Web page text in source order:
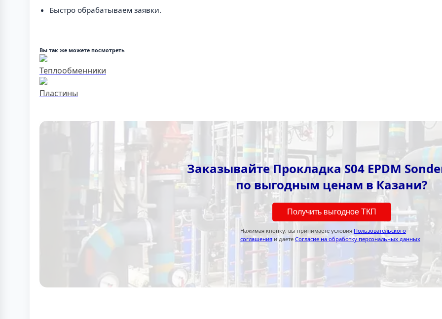
Быстро обрабатываем заявки.
Вы так же можете посмотреть
Теплообменники
Пластины
Заказывайте Прокладка S04 EPDM
по выгодным ценам в Казани?
Получить выгодное ТКП
Нажимая кнопку, вы принимаете условия Пользовательского
соглашения и даете Согласие на обработку персональных данных